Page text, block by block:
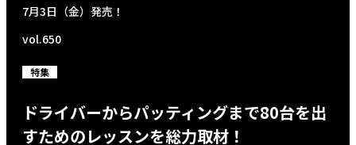
7月3日（金）発売！
vol.650
特集
ドライバーからパッティングまで80台を出
すためのレッスンを総力取材！